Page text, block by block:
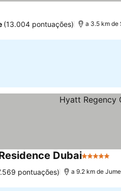
(13.004 pontuações) a 3.5 km de
Dubai5 Estrelas
pontuações) a 9.2 km de